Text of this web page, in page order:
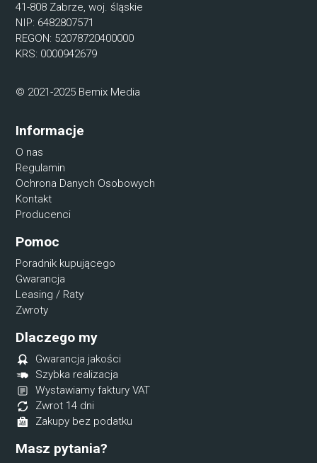
41-808 Zabrze, woj. śląskie
NIP: 6482807571
REGON: 52078720400000
KRS: 0000942679
© 2021-2025 Bemix Media
Informacje
O nas
Regulamin
Ochrona Danych Osobowych
Kontakt
Producenci
Pomoc
Poradnik kupującego
Gwarancja
Leasing / Raty
Zwroty
Dlaczego my
Gwarancja jakości
Szybka realizacja
Wystawiamy faktury VAT
Zwrot 14 dni
Zakupy bez podatku
Masz pytania?